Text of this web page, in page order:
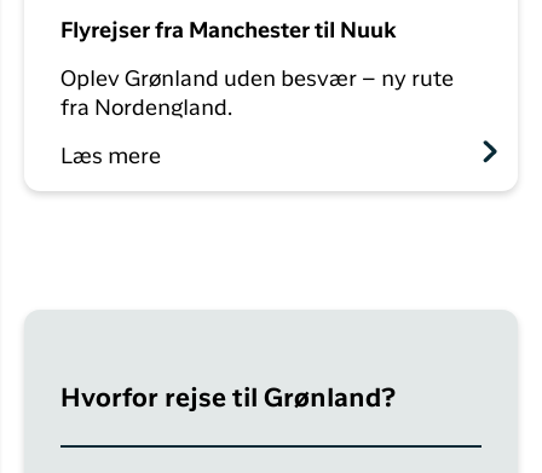
Flyrejser fra Manchester til Nuuk
Oplev Grønland uden besvær – ny rute
fra Nordengland.
Læs mere
Hvorfor rejse til Grønland?